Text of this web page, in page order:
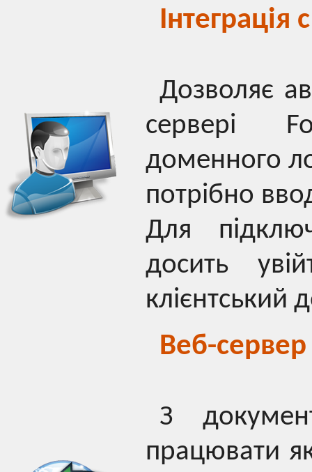
Дозволяє
сервері
доменного
потрібно
Для
досить
клієнтський
Веб-сервер
З
працювати